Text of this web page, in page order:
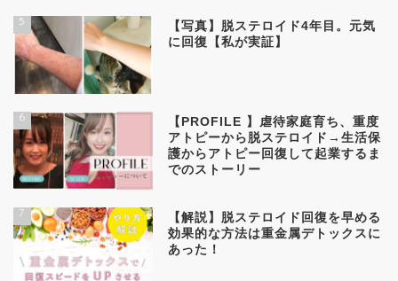
5
【写真】脱ステロイド4年目。元気
に回復【私が実証】
6
【PROFILE 】虐待家庭育ち、重度
アトピーから脱ステロイド→生活保
護からアトピー回復して起業するま
でのストーリー
7
【解説】脱ステロイド回復を早める
効果的な方法は重金属デトックスに
あった！